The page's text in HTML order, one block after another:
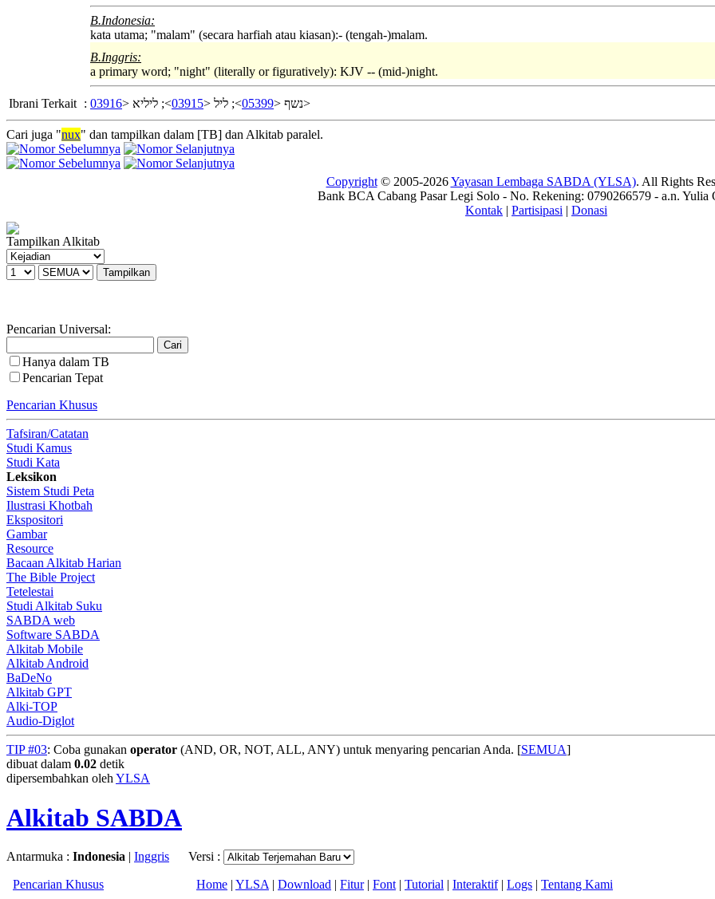
B.Indonesia:
kata utama; "malam" (secara harfiah atau kiasan):- (tengah-)malam.
B.Inggris:
a primary word; "night" (literally or figuratively): KJV -- (mid-)night.
Ibrani Terkait : נשף <05399>; ליל <03915>; ליליא <03916 >
Cari juga "nux" dan tampilkan dalam [TB] dan Alkitab paralel.
Copyright© 2005-2026Yayasan Lembaga SABDA (YLSA). All Rights
Bank BCA Cabang Pasar Legi Solo - No. Rekening: 0790266579 - a.n. Yulia
Kontak | Partisipasi | Donasi
Tampilkan Alkitab
Pencarian Universal:
Hanya dalam TB
Pencarian Tepat
Pencarian Khusus
Tafsiran/Catatan
Studi Kamus
Studi Kata
Leksikon
Sistem Studi Peta
Ilustrasi Khotbah
Ekspositori
Gambar
Resource
Bacaan Alkitab Harian
The Bible Project
Tetelestai
Studi Alkitab Suku
SABDA web
Software SABDA
Alkitab Mobile
Alkitab Android
BaDeNo
Alkitab GPT
Alki-TOP
Audio-Diglot
TIP #03: Coba gunakan operator (AND, OR, NOT, ALL, ANY) untuk menyaring pencarian Anda. [SEMUA]
dibuat dalam 0.02 detik
dipersembahkan oleh YLSA
Alkitab SABDA
Antarmuka : Indonesia | Inggris Versi :
Pencarian Khusus Home | YLSA | Download | Fitur| Font | Tutorial | Interaktif| Logs | Tentang Kami